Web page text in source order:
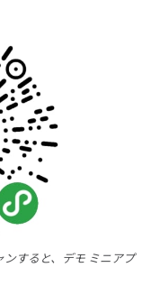
すると、デモ ミニアプ